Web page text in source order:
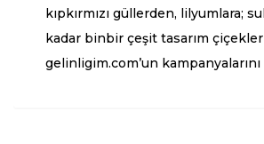
kıpkırmızı güllerden,
kadar binbir çeşit tasarım
gelinligim.com’un kampanyalarını